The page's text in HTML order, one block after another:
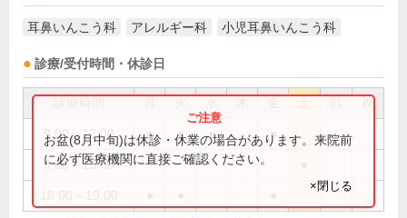
耳鼻いんこう科 アレルギー科 小児耳鼻いんこう科
診療/受付時間・休診日
祝
9:00～12:00 ● ● ● ●
9:00～13:00
お盆(8月中旬)は休診・休業の場合があります。来院前
に必ず医療機関に直接ご確認ください。
×閉じる